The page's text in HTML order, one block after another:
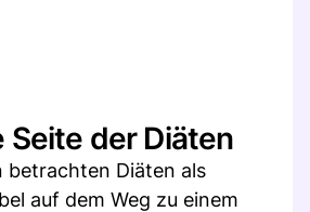
Seite der Diäten
betrachten Diäten als
auf dem Weg zu einem